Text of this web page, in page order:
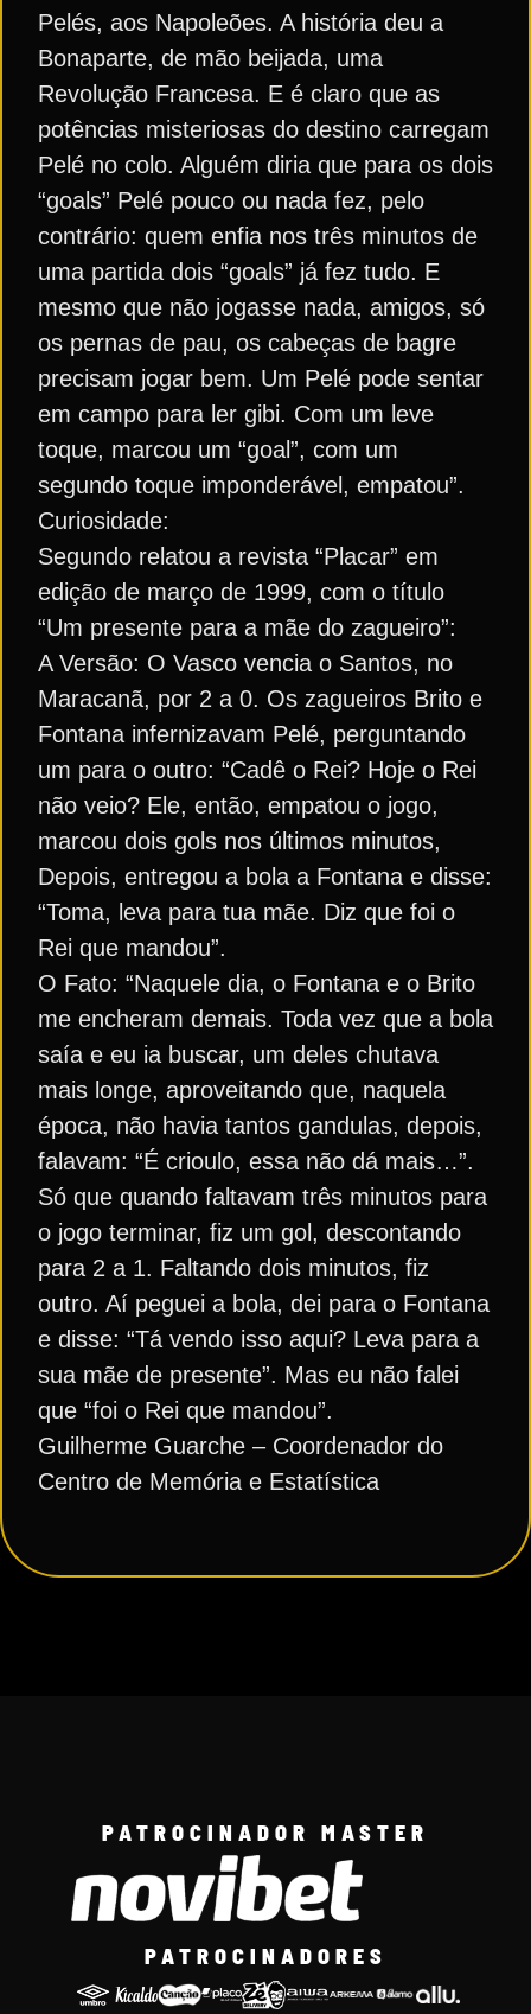
Pelés, aos Napoleões. A história deu a
Bonaparte, de mão beijada, uma
Revolução Francesa. E é claro que as
potências misteriosas do destino carregam
Pelé no colo. Alguém diria que para os dois
“goals” Pelé pouco ou nada fez, pelo
contrário: quem enfia nos três minutos de
uma partida dois “goals” já fez tudo. E
mesmo que não jogasse nada, amigos, só
os pernas de pau, os cabeças de bagre
precisam jogar bem. Um Pelé pode sentar
em campo para ler gibi. Com um leve
toque, marcou um “goal”, com um
segundo toque imponderável, empatou”.
Curiosidade:
Segundo relatou a revista “Placar” em
edição de março de 1999, com o título
“Um presente para a mãe do zagueiro”:
A Versão: O Vasco vencia o Santos, no
Maracanã, por 2 a 0. Os zagueiros Brito e
Fontana infernizavam Pelé, perguntando
um para o outro: “Cadê o Rei? Hoje o Rei
não veio? Ele, então, empatou o jogo,
marcou dois gols nos últimos minutos,
Depois, entregou a bola a Fontana e disse:
“Toma, leva para tua mãe. Diz que foi o
Rei que mandou”.
O Fato: “Naquele dia, o Fontana e o Brito
me encheram demais. Toda vez que a bola
saía e eu ia buscar, um deles chutava
mais longe, aproveitando que, naquela
época, não havia tantos gandulas, depois,
falavam: “É crioulo, essa não dá mais…”.
Só que quando faltavam três minutos para
o jogo terminar, fiz um gol, descontando
para 2 a 1. Faltando dois minutos, fiz
outro. Aí peguei a bola, dei para o Fontana
e disse: “Tá vendo isso aqui? Leva para a
sua mãe de presente”. Mas eu não falei
que “foi o Rei que mandou”.
Guilherme Guarche – Coordenador do
Centro de Memória e Estatística
PATROCINADOR MASTER
PATROCINADORES